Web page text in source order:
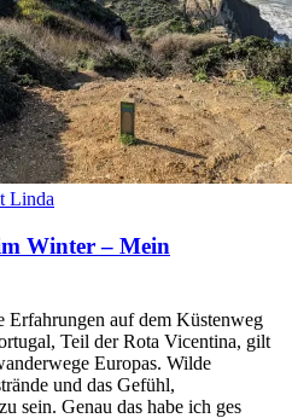
Linda
Winter – Mein
Erfahrungen auf dem Küstenweg
Teil der Rota Vicentina, gilt
Europas. Wilde
und das Gefühl,
sein. Genau das habe ich ges